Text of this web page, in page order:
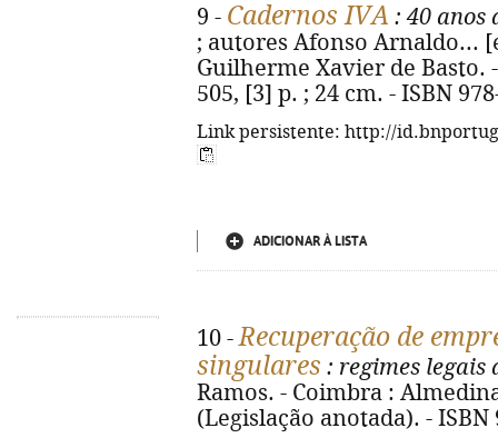
9 - Cadernos IVA : 40 anos
; autores Afonso Arnaldo...
Guilherme Xavier de Basto.
505, [3] p. ; 24 cm. - ISBN
Link persistente: http://
ADICIONAR À LISTA
10 -Recuperação de
singulares : regimes legais
Ramos. - Coimbra :
(Legislação anotada). - ISBN